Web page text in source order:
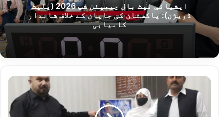
ایشیائی نیٹ بال چیمپئن شپ 2026 (پلیٹ
ڈویژن): پاکستان کی جاپان کے خلاف شاندار
کامیابی
گ